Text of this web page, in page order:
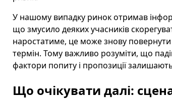
У нашому випадку ринок отримав
що змусило деяких учасників
наростатиме, це може знову повернути
термін. Тому важливо розуміти, що
фактори попиту і пропозиції
Що очікувати далі: